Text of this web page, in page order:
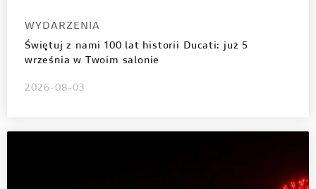
WYDARZENIA
Świętuj z nami 100 lat historii Ducati: już 5
września w Twoim salonie
2026-08-03